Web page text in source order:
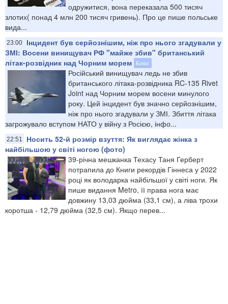
одружитися, вона переказала 500 тисяч
злотих( понад 4 млн 200 тисяч гривень). Про це пише польське
вида...
23:00
Інцидент був серйознішим, ніж про нього згадували у
ЗМІ: Восени винищувач РФ "майже збив" британський
літак-розвідник над Чорним морем Блог
Російський винищувач ледь не збив
британського літака-розвідника RC-135 Rivet
Joint над Чорним морем восени минулого
року. Цей інцидент був значно серйознішим,
ніж про нього згадували у ЗМІ. Збиття літака
загрожувало вступом НАТО у війну з Росією, інфо...
22:51
Носить 52-й розмір взуття: Як виглядає жінка з
найбільшою у світі ногою (фото)
39-річна мешканка Техасу Таня Герберт
потрапила до Книги рекордів Гіннеса у 2022
році як володарка найбільшої у світі ноги. Як
пише видання Metro, її права нога має
довжину 13,03 дюйма (33,1 см), а ліва трохи
коротша - 12,79 дюйма (32,5 см). Якщо перев...